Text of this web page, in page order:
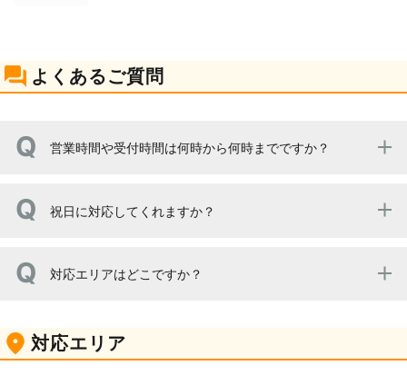
よくあるご質問
営業時間や受付時間は何時から何時までですか？
00です。
祝日に対応してくれますか？
ない場合もあります。 まずは弊社までご相談ください。
対応エリアはどこですか？
す。 詳しいエリアに関しては弊社までお問い合わせくださ
い。
対応エリア